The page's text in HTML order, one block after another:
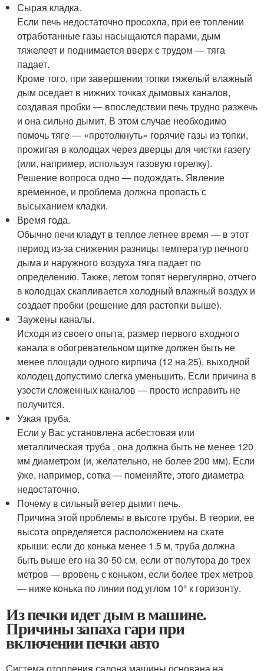
Сырая кладка.
Если печь недостаточно просохла, при ее топлении
отработанные газы насыщаются парами, дым
тяжелеет и поднимается вверх с трудом — тяга
падает.
Кроме того, при завершении топки тяжелый влажный
дым оседает в нижних точках дымовых каналов,
создавая пробки — впоследствии печь трудно разжечь
и она сильно дымит. В этом случае необходимо
помочь тяге — «протолкнуть» горячие газы из топки,
прожигая в колодцах через дверцы для чистки газету
(или, например, используя газовую горелку).
Решение вопроса одно — подождать. Явление
временное, и проблема должна пропасть с
высыханием кладки.
Время года.
Обычно печи кладут в теплое летнее время — в этот
период из-за снижения разницы температур печного
дыма и наружного воздуха тяга падает по
определению. Также, летом топят нерегулярно, отчего
в колодцах скапливается холодный влажный воздух и
создает пробки (решение для растопки выше).
Заужены каналы.
Исходя из своего опыта, размер первого входного
канала в обогревательном щитке должен быть не
менее площади одного кирпича (12 на 25), выходной
колодец допустимо слегка уменьшить. Если причина в
узости сложенных каналов — просто исправить не
получится.
Узкая труба.
Если у Вас установлена асбестовая или
металлическая труба , она должна быть не менее 120
мм диаметром (и, желательно, не более 200 мм). Если
у́же, например, сотка — поменяйте, этого диаметра
недостаточно.
Почему в сильный ветер дымит печь.
Причина этой проблемы в высоте трубы. В теории, ее
высота определяется расположением на скате
крыши: если до конька менее 1.5 м, труба должна
быть выше его на 30-50 см, если от полутора до трех
метров — вровень с коньком, если более трех метров
— ниже конька по линии под углом 10° к горизонту.
Из печки идет дым в машине.
Причины запаха гари при
включении печки авто